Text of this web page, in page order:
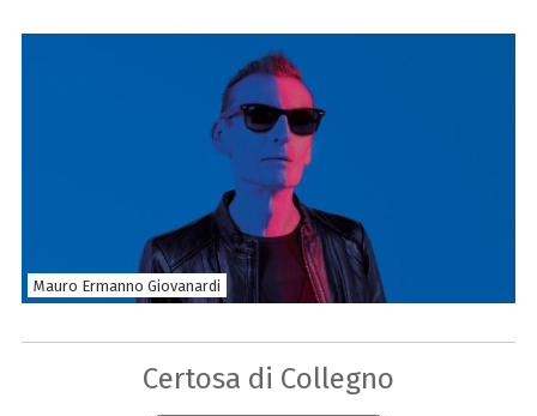
Mauro Ermanno Giovanardi
Certosa di Collegno